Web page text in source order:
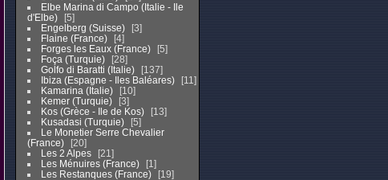
Elbe Marina di Campo (Italie - Ile
d'Elbe)
5
Engelberg (Suisse)
3
Flaine (France)
4
Forges les Eaux (France)
5
Foça (Turquie)
28
Golfo di Baratti (Italie)
137
Ibiza (Espagne - Iles Baléares)
11
Kamarina (Italie)
10
Kemer (Turquie)
3
Kos (Grèce - Ile de Kos)
13
Kusadasi (Turquie)
5
Le Monetier Serre Chevalier
(France)
20
Les 2 Alpes
21
Les Ménuires (France)
1
Les Restanques (France)
19